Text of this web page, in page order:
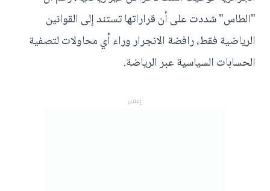
"الطاس" شددت على أن قراراتها تستند إلى القوانين
الرياضية فقط، رافضة الانجرار وراء أي محاولات لتصفية
الحسابات السياسية عبر الرياضة.
إعلان